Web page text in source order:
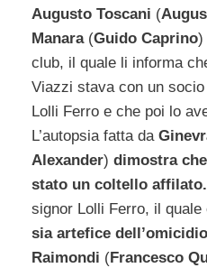
Augusto Toscani (
Manara(Guido Caprino)
club, il quale li informa
Viazzi stava con un
Lolli Ferro e che poi lo
L’autopsia fatta da
Alexander) dimostra
stato un coltello affilato.
signor Lolli Ferro, il
sia artefice
Raimondi (Francesco